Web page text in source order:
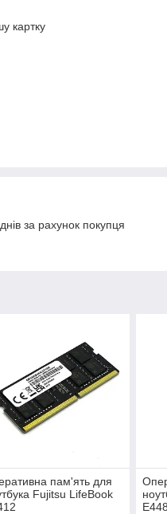
картку
за рахунок покупця
пам'ять для
Fujitsu LifeBook